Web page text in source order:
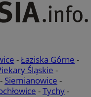
-Łaziska Górne -
Śląskie -
- Siemianowice -
-Tychy-